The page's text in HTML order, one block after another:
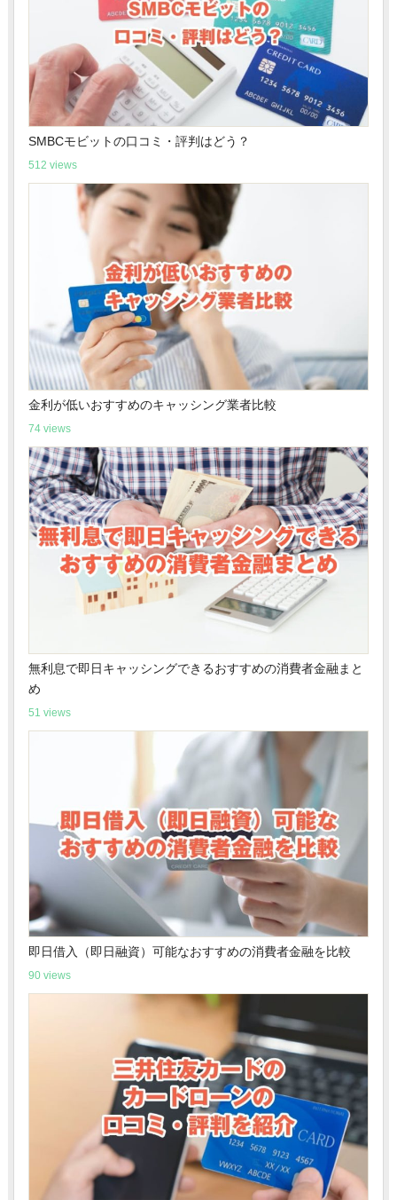
SMBCモビットの口コミ・評判はどう？
512 views
金利が低いおすすめのキャッシング業者比較
74 views
無利息で即日キャッシングできるおすすめの消費者金融まと
め
51 views
即日借入（即日融資）可能なおすすめの消費者金融を比較
90 views